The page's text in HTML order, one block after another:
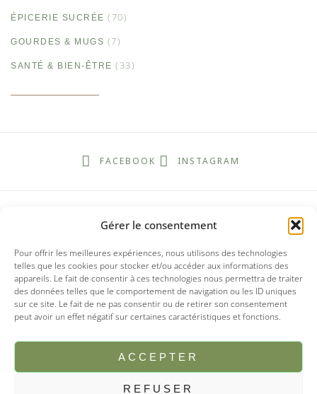
Gérer le consentement
Pour offrir les meilleures expériences, nous utilisons des technologies
telles que les cookies pour stocker et/ou accéder aux informations des
appareils. Le fait de consentir à ces technologies nous permettra de traiter
des données telles que le comportement de navigation ou les ID uniques
sur ce site. Le fait de ne pas consentir ou de retirer son consentement
peut avoir un effet négatif sur certaines caractéristiques et fonctions.
ACCEPTER
REFUSER
ÉPICERIE SUCRÉE (70)
GOURDES & MUGS (7)
SANTÉ & BIEN-ÊTRE (33)
FACEBOOK INSTAGRAM